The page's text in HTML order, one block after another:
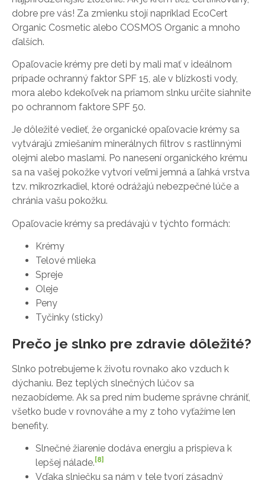
dobre pre vás! Za zmienku stojí napríklad EcoCert
Organic Cosmetic alebo COSMOS Organic a mnoho
ďalších.
Opaľovacie krémy pre deti by mali mať v ideálnom
prípade ochranný faktor SPF 15, ale v blízkosti vody,
mora alebo kdekoľvek na priamom slnku určite siahnite
po ochrannom faktore SPF 50.
Je dôležité vedieť, že organické opaľovacie krémy sa
vytvárajú zmiešaním minerálnych filtrov s rastlinnými
olejmi alebo maslami. Po nanesení organického krému
sa na vašej pokožke vytvorí veľmi jemná a ľahká vrstva
tzv. mikrozrkadiel, ktoré odrážajú nebezpečné lúče a
chránia vašu pokožku.
Opaľovacie krémy sa predávajú v týchto formách:
Krémy
Telové mlieka
Spreje
Oleje
Peny
Tyčinky (sticky)
Prečo je slnko pre zdravie dôležité?
Slnko potrebujeme k životu rovnako ako vzduch k
dýchaniu. Bez teplých slnečných lúčov sa
nezaobídeme. Ak sa pred ním budeme správne chrániť,
všetko bude v rovnováhe a my z toho vyťažíme len
benefity.
Slnečné žiarenie dodáva energiu a prispieva k
lepšej nálade. [8]
Vďaka slniečku sa nám v tele tvorí zásadný